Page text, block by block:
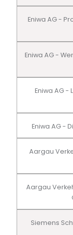
Eniwa AG -
Eniwa AG -
Eniwa AG -
Eniwa AG -
Aargau
Aargau
Siemens